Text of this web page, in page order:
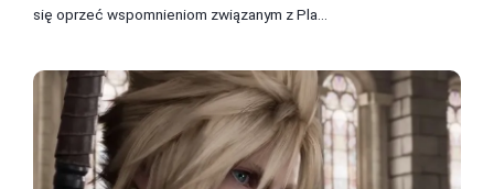
się oprzeć wspomnieniom związanym z Pla...